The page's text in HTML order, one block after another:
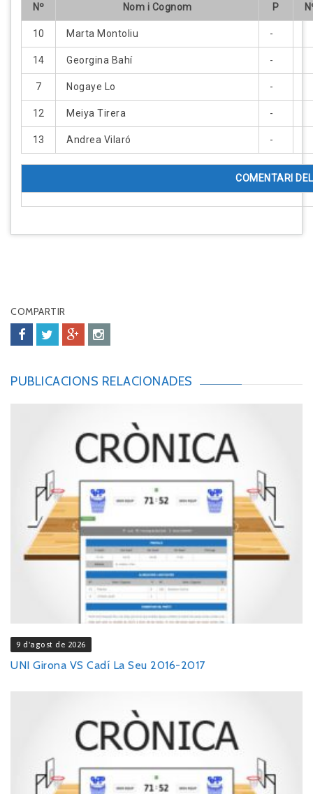
Nº Nom i Cognom P
10 Marta Montoliu -
14 Georgina Bahí -
7 Nogaye Lo -
12 Meiya Tirera -
13 Andrea Vilaró -
COMENTARI
COMPARTIR
PUBLICACIONS RELACIONADES
9 d'agost de 2026
UNI Girona VS Cadí La Seu 2016-2017